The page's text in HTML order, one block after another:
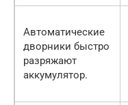
Автоматические
дворники быстро
разряжают
аккумулятор.